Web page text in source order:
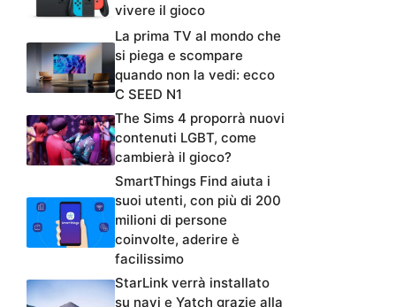
vivere il gioco
La prima TV al mondo che
si piega e scompare
quando non la vedi: ecco
C SEED N1
The Sims 4 proporrà nuovi
contenuti LGBT, come
cambierà il gioco?
SmartThings Find aiuta i
suoi utenti, con più di 200
milioni di persone
coinvolte, aderire è
facilissimo
StarLink verrà installato
su navi e Yatch grazie alla